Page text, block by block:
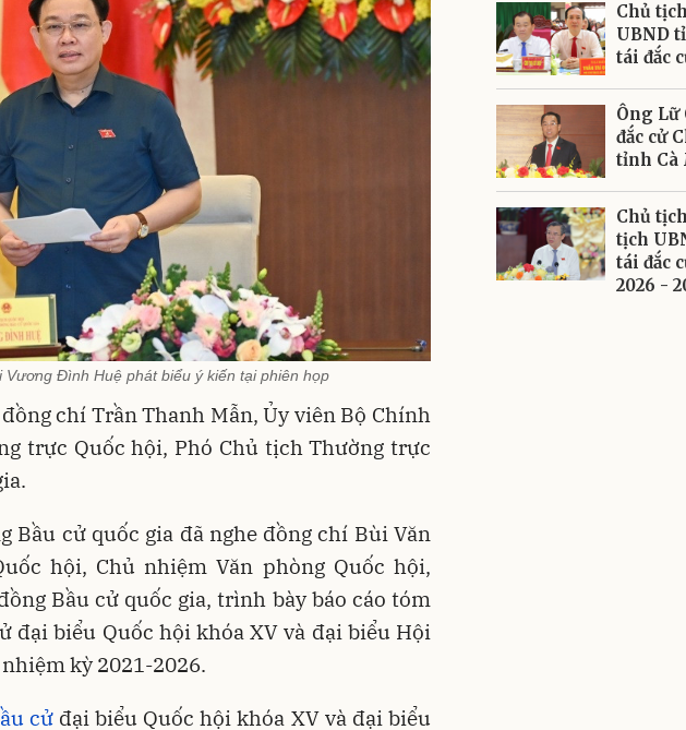
Vương Đình Huệ phát biểu ý kiến tại phiên họp
chí Trần Thanh Mẫn, Ủy viên Bộ Chính
trực Quốc hội, Phó Chủ tịch Thường trực
Bầu cử quốc gia đã nghe đồng chí Bùi Văn
hội, Chủ nhiệm Văn phòng Quốc hội,
Bầu cử quốc gia, trình bày báo cáo tóm
đại biểu Quốc hội khóa XV và đại biểu Hội
kỳ 2021-2026.
cửđại biểu Quốc hội khóa XV và đại biểu
Chủ
UBND
tái đắc
Ông Lữ
đắc cử
tỉnh Cà
Chủ
tịch
tái đắc
2026 -